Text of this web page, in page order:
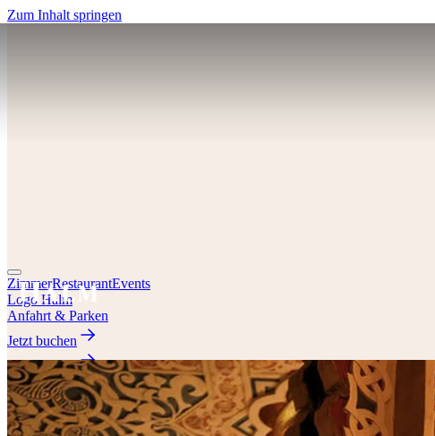
Zum Inhalt springen
ZimmerRestaurantEvents
Logo Halm
Anfahrt & Parken
Jetzt buchen
Jetzt buchen
EN